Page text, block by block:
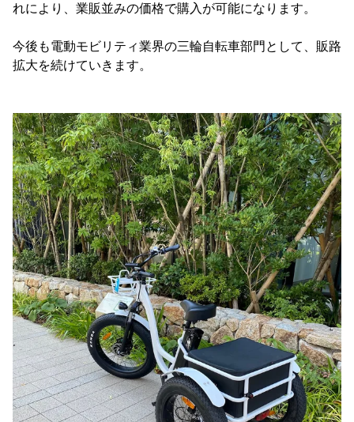
れにより、業販並みの価格で購入が可能になります。
今後も電動モビリティ業界の三輪自転車部門として、販路
拡大を続けていきます。